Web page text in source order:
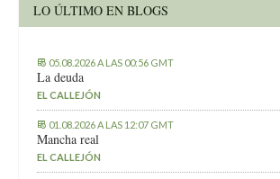
LO ÚLTIMO EN BLOGS
05.08.2026 A LAS 00:56 GMT
La deuda
EL CALLEJÓN
01.08.2026 A LAS 12:07 GMT
Mancha real
EL CALLEJÓN